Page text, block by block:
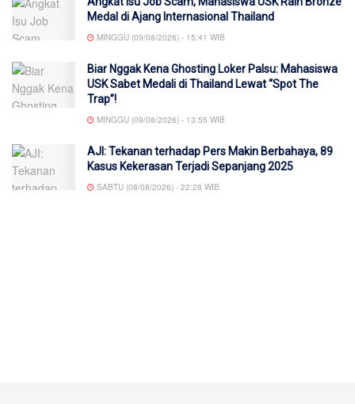
Medal di Ajang Internasional Thailand
MINGGU (09/08/2026) - 15:41 WIB
Biar Nggak Kena Ghosting Loker Palsu: Mahasiswa
USK Sabet Medali di Thailand Lewat “Spot The
Trap”!
MINGGU (09/08/2026) - 13:55 WIB
AJI: Tekanan terhadap Pers Makin Berbahaya, 89
Kasus Kekerasan Terjadi Sepanjang 2025
SABTU (08/08/2026) - 22:28 WIB